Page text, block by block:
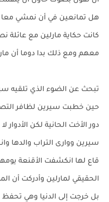
هل تمانعين في أن نمشي معا
كانت حكاية مارلين مع عائلة
معهم ومع ذلك بدا دوما أن
تبحث عن الضوء الذي تلقيه
حين خطبت سيرين لظافر
دور الأخت الحانية لكن الأدوار
سيرين ووارى التراب والدها
قاع لها انكشفت الأقنعة
الحقيقي لمارلين وأدركت أن
بل خرجت إلى الدنيا وهي